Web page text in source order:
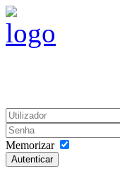
Memorizar
Autenticar